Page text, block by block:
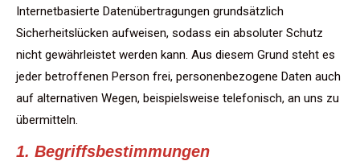
Internetbasierte Datenübertragungen grundsätzlich
Sicherheitslücken aufweisen, sodass ein absoluter Schutz
nicht gewährleistet werden kann. Aus diesem Grund steht es
jeder betroffenen Person frei, personenbezogene Daten auch
auf alternativen Wegen, beispielsweise telefonisch, an uns zu
übermitteln.
1. Begriffsbestimmungen